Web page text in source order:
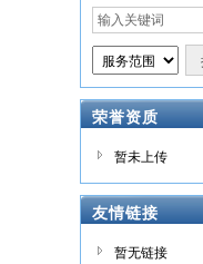
荣誉资质
暂未上传
友情链接
暂无链接